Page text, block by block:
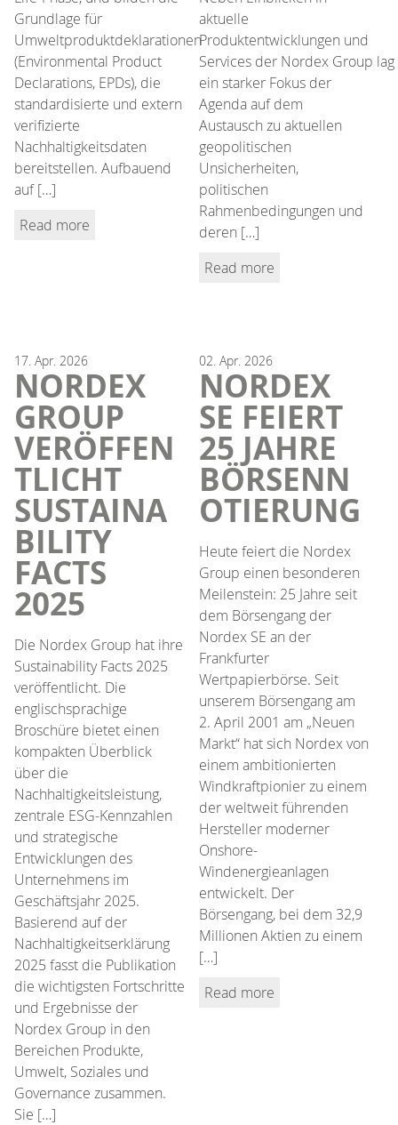
Grundlage für
Umweltproduktdeklarationen
(Environmental Product
Declarations, EPDs), die
standardisierte und extern
verifizierte
Nachhaltigkeitsdaten
bereitstellen. Aufbauend
auf […]
Read more
aktuelle
Produktentwicklungen und
Services der Nordex Group lag
ein starker Fokus der
Agenda auf dem
Austausch zu aktuellen
geopolitischen
Unsicherheiten,
politischen
Rahmenbedingungen und
deren […]
Read more
17. Apr. 2026
NORDEX
GROUP
VERÖFFEN
TLICHT
SUSTAINA
BILITY
FACTS
2025
Die Nordex Group hat ihre
Sustainability Facts 2025
veröffentlicht. Die
englischsprachige
Broschüre bietet einen
kompakten Überblick
über die
Nachhaltigkeitsleistung,
zentrale ESG‑Kennzahlen
und strategische
Entwicklungen des
Unternehmens im
Geschäftsjahr 2025.
Basierend auf der
Nachhaltigkeitserklärung
2025 fasst die Publikation
die wichtigsten Fortschritte
und Ergebnisse der
Nordex Group in den
Bereichen Produkte,
Umwelt, Soziales und
Governance zusammen.
Sie […]
02. Apr. 2026
NORDEX
SE FEIERT
25 JAHRE
BÖRSENN
OTIERUNG
Heute feiert die Nordex
Group einen besonderen
Meilenstein: 25 Jahre seit
dem Börsengang der
Nordex SE an der
Frankfurter
Wertpapierbörse. Seit
unserem Börsengang am
2. April 2001 am „Neuen
Markt“ hat sich Nordex von
einem ambitionierten
Windkraftpionier zu einem
der weltweit führenden
Hersteller moderner
Onshore-
Windenergieanlagen
entwickelt. Der
Börsengang, bei dem 32,9
Millionen Aktien zu einem
[…]
Read more